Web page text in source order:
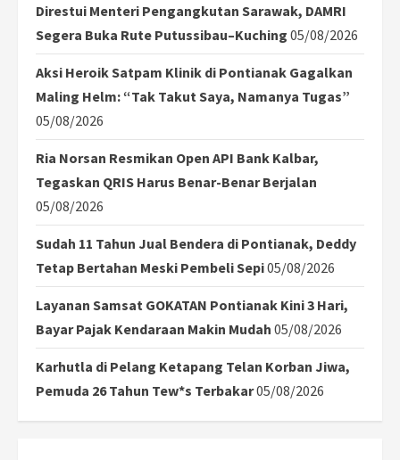
Direstui Menteri Pengangkutan Sarawak, DAMRI
Segera Buka Rute Putussibau–Kuching 05/08/2026
Aksi Heroik Satpam Klinik di Pontianak Gagalkan
Maling Helm: “Tak Takut Saya, Namanya Tugas”
05/08/2026
Ria Norsan Resmikan Open API Bank Kalbar,
Tegaskan QRIS Harus Benar-Benar Berjalan
05/08/2026
Sudah 11 Tahun Jual Bendera di Pontianak, Deddy
Tetap Bertahan Meski Pembeli Sepi05/08/2026
Layanan Samsat GOKATAN Pontianak Kini 3 Hari,
Bayar Pajak Kendaraan Makin Mudah 05/08/2026
Karhutla di Pelang Ketapang Telan Korban Jiwa,
Pemuda 26 Tahun Tew*s Terbakar05/08/2026